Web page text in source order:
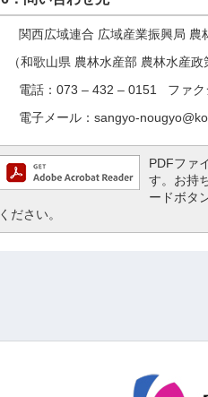
関西広域連合 広域産業振興局 農
（和歌山県 農林水産部 農林水産政
電話：073 – 432 – 0151 ファク
電子メール：sangyo-
PDFファ
す。お持
ードボタ
ください。